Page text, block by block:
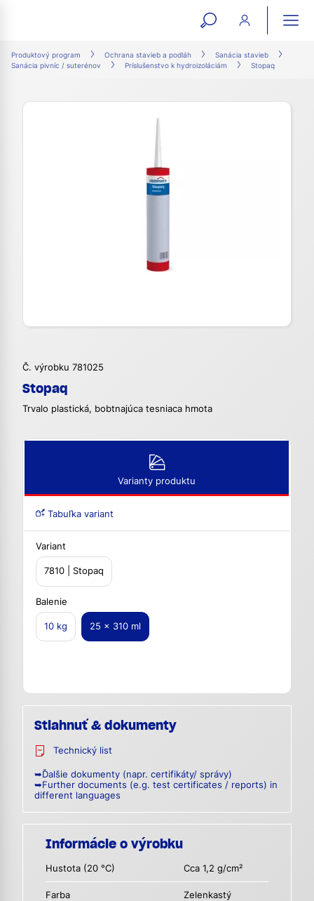
open
search
Produktový program Ochrana stavieb a podláh
Sanácia stavieb
Sanácia pivníc / suterénov
Príslušenstvo k hydroizoláciám Stopaq
Č. výrobku 781025
Stopaq
Trvalo plastická, bobtnajúca tesniaca hmota
Varianty produktu
Tabuľka variant
Variant
7810 | Stopaq
Balenie
10 kg 25 x 310 ml
Stiahnuť & dokumenty
Technický list
➥Ďalšie dokumenty (napr. certifikáty/ správy)
➥Further documents (e.g. test certificates / reports) in
different languages
Informácie o výrobku
Hustota (20 °C) Cca 1,2 g/cm²
Farba Zelenkastý